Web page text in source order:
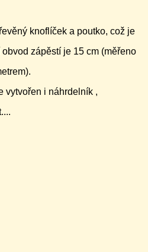
knoflíček a poutko, což je
zápěstí je 15 cm (měřeno
vytvořen i náhrdelník ,